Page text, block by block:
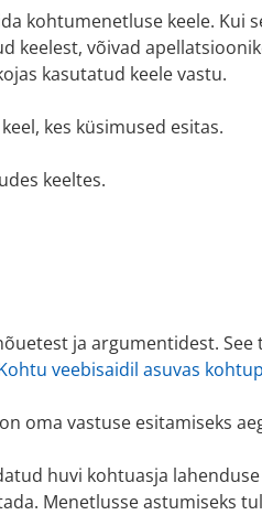
kohtumenetluse keele. Kui
võivad
kasutatud keele vastu.
kes küsimused esitas.
keeltes.
ja argumentidest.
veebisaidil asuvas
oma vastuse esitamiseks
huvi kohtuasja
Menetlusse astumiseks